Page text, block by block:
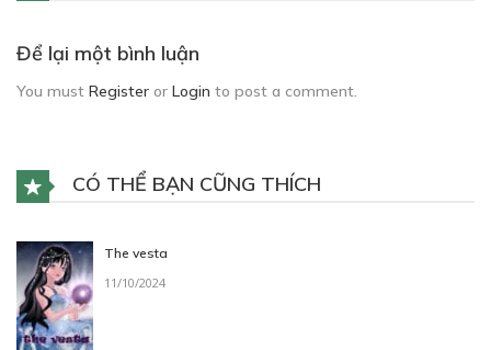
Để lại một bình luận
You must Register or Login to post a comment.
CÓ THỂ BẠN CŨNG THÍCH
The vesta
11/10/2024